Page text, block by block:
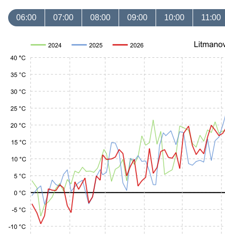
06:00 07:00 08:00 09:00 10:00 11:00